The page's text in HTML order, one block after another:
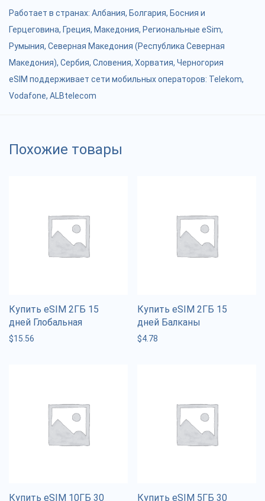
Работает в странах: Албания, Болгария, Босния и
Герцеговина, Греция, Македония, Региональные eSim,
Румыния, Северная Македония (Республика Северная
Македония), Сербия, Словения, Хорватия, Черногория
eSIM поддерживает сети мобильных операторов: Telekom,
Vodafone, ALBtelecom
Похожие товары
Купить eSIM 2ГБ 15
дней Глобальная
$15.56
Купить eSIM 2ГБ 15
дней Балканы
$4.78
Купить eSIM 10ГБ 30
Купить eSIM 5ГБ 30